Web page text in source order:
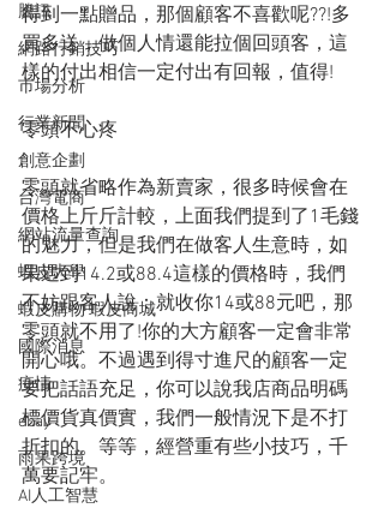
騰訊
網路行銷技巧
市場分析
行業新聞
創意企劃
台灣電商
網站流量查詢
蝦皮大學
蝦皮購物 蝦皮商城
國際消息
疫情
ebay
雨果跨境
AI人工智慧
得到一點贈品，那個顧客不喜歡呢??!多
買多送，做個人情還能拉個回頭客，這
樣的付出相信一定付出有回報，值得!
零頭不心疼
零頭就省略作為新賣家，很多時候會在
價格上斤斤計較，上面我們提到了1毛錢
的魅力，但是我們在做客人生意時，如
果遇到14.2或88.4這樣的價格時，我們
不妨跟客人說：就收你14或88元吧，那
零頭就不用了!你的大方顧客一定會非常
開心哦。不過遇到得寸進尺的顧客一定
要把話語充足，你可以說我店商品明碼
標價貨真價實，我們一般情況下是不打
折扣的。等等，經營重有些小技巧，千
萬要記牢。